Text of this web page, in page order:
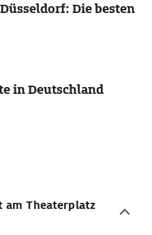
Die besten
in Deutschland
am Theaterplatz